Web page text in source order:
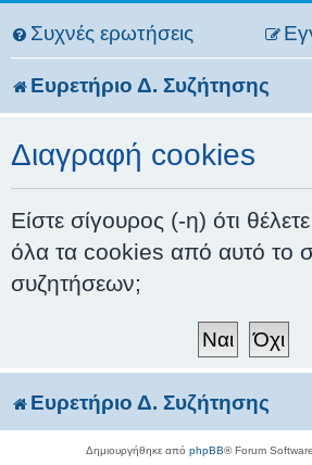
Συχνές ερωτήσεις
Ευρετήριο Δ. Συζήτησης
Διαγραφή cookies
Είστε σίγουρος (-η) ότι
όλα τα cookies από αυτό το
συζητήσεων;
Ευρετήριο Δ. Συζήτησης
Δημιουργήθηκε από phpBB® Forum